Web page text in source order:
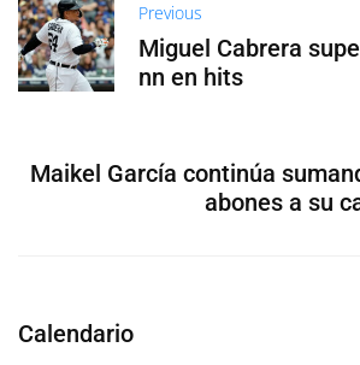
Previous
Miguel Cabrera
nn en hits
Maikel García continúa
abones a su
Calendario